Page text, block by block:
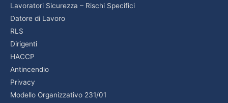
Lavoratori Sicurezza – Rischi Specifici
Datore di Lavoro
RLS
Dirigenti
HACCP
Antincendio
Privacy
Modello Organizzativo 231/01